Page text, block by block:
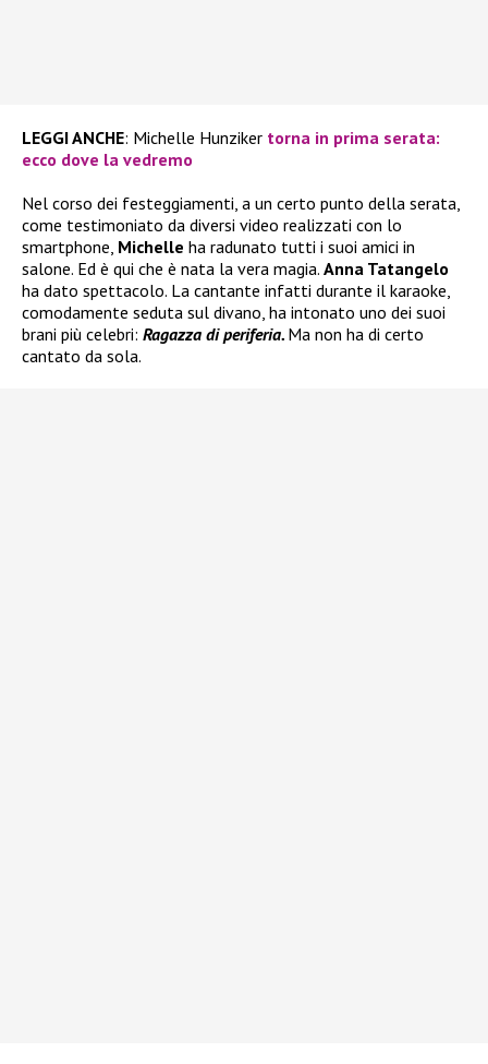
LEGGI ANCHE: Michelle Hunziker torna in prima serata:
ecco dove la vedremo
Nel corso dei festeggiamenti, a un certo punto della serata,
come testimoniato da diversi video realizzati con lo
smartphone, Michelle ha radunato tutti i suoi amici in
salone. Ed è qui che è nata la vera magia. Anna Tatangelo
ha dato spettacolo. La cantante infatti durante il karaoke,
comodamente seduta sul divano, ha intonato uno dei suoi
brani più celebri: Ragazza di periferia. Ma non ha di certo
cantato da sola.